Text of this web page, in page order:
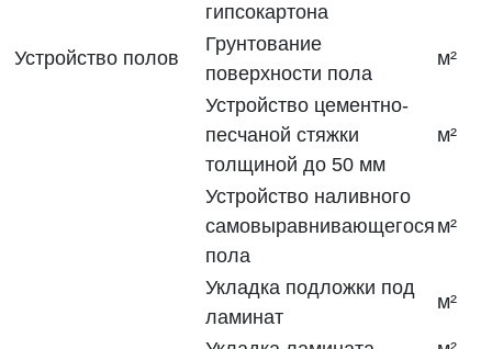
гипсокартона
Устройство полов
Грунтование
поверхности пола
м²
Устройство цементно-
песчаной стяжки
толщиной до 50 мм
м²
Устройство наливного
самовыравнивающегося
пола
м²
Укладка подложки под
ламинат
м²